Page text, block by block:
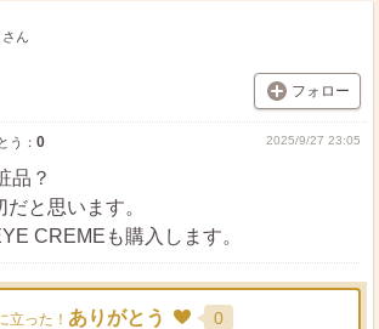
さん
フォロー
う： 0 2025/9/27 23:05
品？
と思います。
CREMEも購入します。
立った！ ありがとう 0